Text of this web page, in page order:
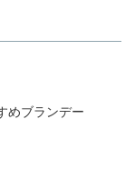
めブランデー